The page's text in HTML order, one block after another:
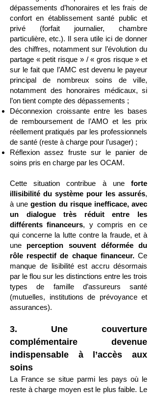
dépassements d’honoraires et les frais de
confort en établissement santé public et
privé (forfait journalier, chambre
particulière, etc.). Il sera utile ici de donner
des chiffres, notamment sur l’évolution du
partage « petit risque » / « gros risque » et
sur le fait que l’AMC est devenu le payeur
principal de nombreux soins de ville,
notamment des honoraires médicaux, si
l’on tient compte des dépassements ;
Déconnexion croissante entre les bases
de remboursement de l’AMO et les prix
réellement pratiqués par les professionnels
de santé (reste à charge pour l’usager) ;
Réflexion assez fruste sur le panier de
soins pris en charge par les OCAM.
Cette situation contribue à une forte
illisibilité du système pour les assurés,
à unegestion du risque inefficace, avec
un dialogue très réduit entre les
différents financeurs, y compris en ce
qui concerne la lutte contre la fraude, et à
une perception souvent déformée du
rôle respectif de chaque financeur. Ce
manque de lisibilité est accru désormais
par le flou sur les distinctions entre les trois
types de famille d’assureurs santé
(mutuelles, institutions de prévoyance et
assurances).
3. Une couverture
complémentaire devenue
indispensable à l’accès aux
soins
La France se situe parmi les pays où le
reste à charge moyen est le plus faible. Le